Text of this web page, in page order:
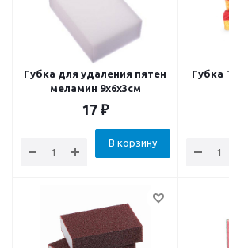
Губка для удаления пятен
меламин 9х6х3см
17 ₽
В корзину
Губка